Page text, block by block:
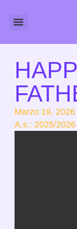
Marzo 19, 2026
A.s.: 2025/2026